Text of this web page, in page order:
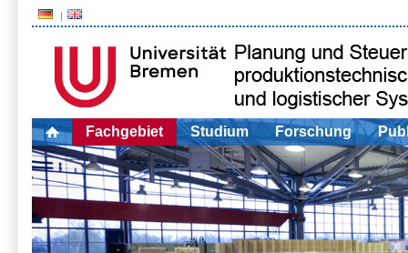
Fachgebiet Studium Forschung